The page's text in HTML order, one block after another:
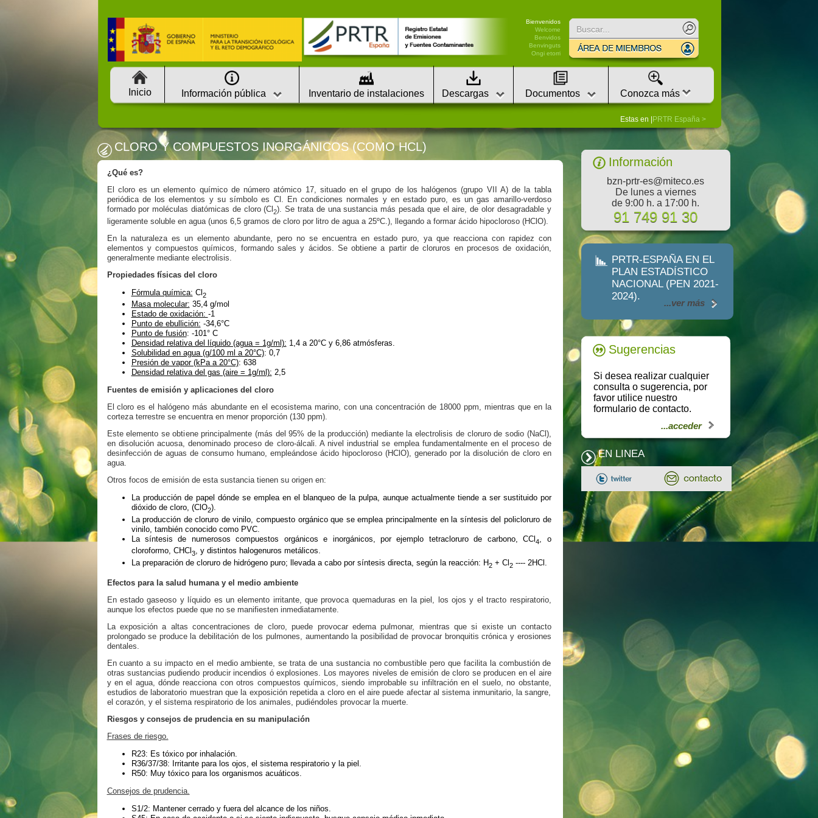
Bienvenidos
Welcome
Benvidos
Benvinguts
Ongi etorri
Buscar
Inicio Información pública Inventario de instalaciones Descargas Documentos Conozca más
Estas en | PRTR España
CLORO Y COMPUESTOS INORGÁNICOS (COMO HCL)
¿Qué es?
El cloro es un elemento químico de número atómico 17, situado en el grupo de los halógenos (grupo VII A) de la tabla
periódica de los elementos y su símbolo es Cl. En condiciones normales y en estado puro, es un gas amarillo-verdoso
formado por moléculas diatómicas de cloro (Cl2). Se trata de una sustancia más pesada que el aire, de olor desagradable y
ligeramente soluble en agua (unos 6,5 gramos de cloro por litro de agua a 25ºC.), llegando a formar ácido hipocloroso (HClO).
En la naturaleza es un elemento abundante, pero no se encuentra en estado puro, ya que reacciona con rapidez con
elementos y compuestos químicos, formando sales y ácidos. Se obtiene a partir de cloruros en procesos de oxidación,
generalmente mediante electrolisis.
Propiedades físicas del cloro
Fórmula química: Cl2
Masa molecular: 35,4 g/mol
Estado de oxidación: -1
Punto de ebullición: -34,6°C
Punto de fusión: -101° C
Densidad relativa del líquido (agua = 1g/ml): 1,4 a 20°C y 6,86 atmósferas.
Solubilidad en agua (g/100 ml a 20°C): 0,7
Presión de vapor (kPa a 20°C): 638
Densidad relativa del gas (aire = 1g/ml): 2,5
Fuentes de emisión y aplicaciones del cloro
El cloro es el halógeno más abundante en el ecosistema marino, con una concentración de 18000 ppm, mientras que en la
corteza terrestre se encuentra en menor proporción (130 ppm).
Este elemento se obtiene principalmente (más del 95% de la producción) mediante la electrolisis de cloruro de sodio (NaCl),
en disolución acuosa, denominado proceso de cloro-álcali. A nivel industrial se emplea fundamentalmente en el proceso de
desinfección de aguas de consumo humano, empleándose ácido hipocloroso (HClO), generado por la disolución de cloro en
agua.
Otros focos de emisión de esta sustancia tienen su origen en:
La producción de papel dónde se emplea en el blanqueo de la pulpa, aunque actualmente tiende a ser sustituido por
dióxido de cloro, (ClO2).
La producción de cloruro de vinilo, compuesto orgánico que se emplea principalmente en la síntesis del policloruro de
vinilo, también conocido como PVC.
La síntesis de numerosos compuestos orgánicos e inorgánicos, por ejemplo tetracloruro de carbono, CCl 4
, o
cloroformo, CHCl 3, y distintos halogenuros metálicos.
La preparación de cloruro de hidrógeno puro; llevada a cabo por síntesis directa, según la reacción: H2+ Cl 2---- 2HCl.
Efectos para la salud humana y el medio ambiente
En estado gaseoso y líquido es un elemento irritante, que provoca quemaduras en la piel, los ojos y el tracto respiratorio,
aunque los efectos puede que no se manifiesten inmediatamente.
La exposición a altas concentraciones de cloro, puede provocar edema pulmonar, mientras que si existe un contacto
prolongado se produce la debilitación de los pulmones, aumentando la posibilidad de provocar bronquitis crónica y erosiones
dentales.
En cuanto a su impacto en el medio ambiente, se trata de una sustancia no combustible pero que facilita la combustión de
otras sustancias pudiendo producir incendios ó explosiones. Los mayores niveles de emisión de cloro se producen en el aire
y en el agua, dónde reacciona con otros compuestos químicos, siendo improbable su infiltración en el suelo, no obstante,
estudios de laboratorio muestran que la exposición repetida a cloro en el aire puede afectar al sistema inmunitario, la sangre,
el corazón, y el sistema respiratorio de los animales, pudiéndoles provocar la muerte.
Riesgos y consejos de prudencia en su manipulación
Frases de riesgo.
R23: Es tóxico por inhalación.
R36/37/38: Irritante para los ojos, el sistema respiratorio y la piel.
R50: Muy tóxico para los organismos acuáticos.
Consejos de prudencia.
S1/2: Mantener cerrado y fuera del alcance de los niños.
Información
bzn-prtr-es@miteco.es
De lunes a viernes
de 9:00 h. a 17:00 h.
91 749 91 30
PRTR-ESPAÑA EN EL
PLAN ESTADÍSTICO
NACIONAL (PEN 2021-
2024).
...ver más
Sugerencias
Si desea realizar cualquier
consulta o sugerencia, por
favor utilice nuestro
formulario de contacto.
...acceder
EN LINEA